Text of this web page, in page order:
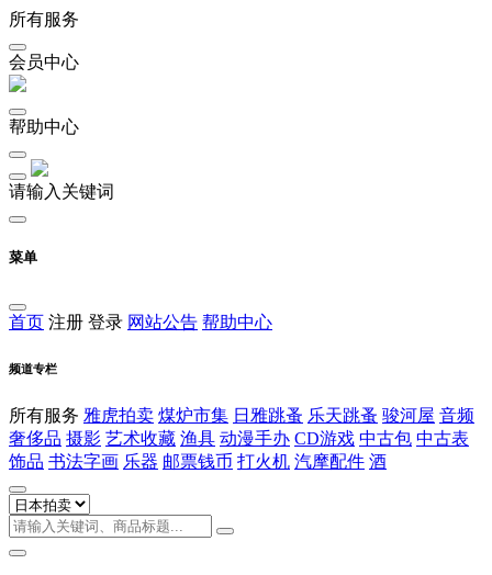
所有服务
会员中心
帮助中心
请输入关键词
菜单
首页 注册 登录 网站公告 帮助中心
频道专栏
所有服务 雅虎拍卖 煤炉市集 日雅跳蚤 乐天跳蚤 骏河屋 音频
奢侈品 摄影 艺术收藏 渔具 动漫手办 CD游戏 中古包 中古表
饰品 书法字画 乐器 邮票钱币 打火机 汽摩配件 酒